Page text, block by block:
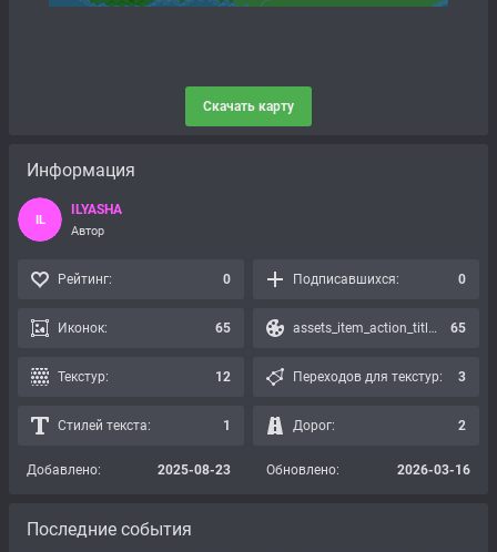
Скачать карту
Информация
IL
ILYASHA
Автор
Рейтинг: 0 Подписавшихся: 0
Иконок: 65 assets_item_action_title_icons_presets: 65
Текстур: 12 Переходов для текстур: 3
Стилей текста: 1 Дорог: 2
Добавлено: 2025-08-23 Обновлено: 2026-03-16
Последние события